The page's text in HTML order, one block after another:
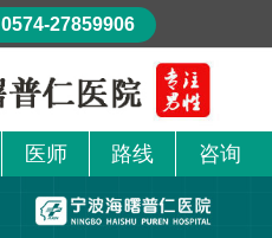
医师 路线 咨询
0574-27859906